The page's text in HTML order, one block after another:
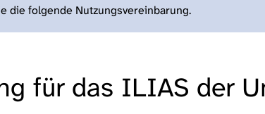
die folgende Nutzungsvereinbarung.
für das ILIAS der